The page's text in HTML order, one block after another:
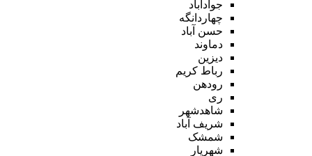
جوادآباد
چهاردانگه
حسن آباد
دماوند
دیزین
رباط کریم
رودهن
ری
شاهدشهر
شریف آباد
شمشک
شهریار